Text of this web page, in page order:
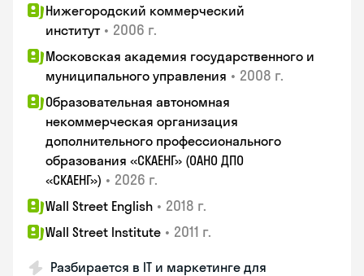
Нижегородский коммерческий
институт • 2006 г.
Московская академия государственного и
муниципального управления • 2008 г.
Образовательная автономная
некоммерческая организация
дополнительного профессионального
образования «СКАЕНГ» (ОАНО ДПО
«СКАЕНГ») • 2026 г.
Wall Street English • 2018 г.
Wall Street Institute • 2011 г.
Разбирается в IT и маркетинге для